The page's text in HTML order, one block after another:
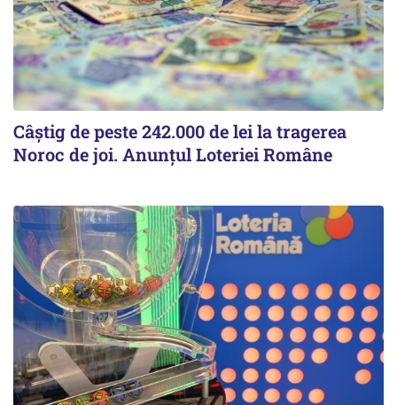
Câștig de peste 242.000 de lei la tragerea
Noroc de joi. Anunțul Loteriei Române